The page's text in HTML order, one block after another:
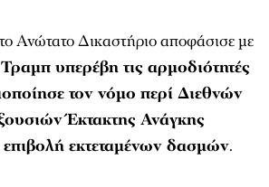
Ανώτατο Δικαστήριο αποφάσισε με
υπερέβη τις αρμοδιότητές
τον νόμο περί Διεθνών
Έκτακτης Ανάγκης
εκτεταμένων δασμών.